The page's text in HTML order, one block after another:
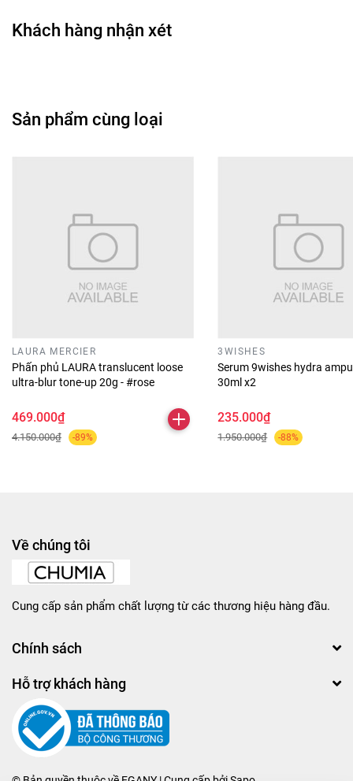
Khách hàng nhận xét
Sản phẩm cùng loại
LAURA MERCIER
Phấn phủ LAURA translucent loose
ultra-blur tone-up 20g - #rose
469.000₫
4.150.000₫ -89%
3WISHES
Serum 9wishes hydra
30ml x2
235.000₫
1.950.000₫ -88%
Về chúng tôi
Cung cấp sản phẩm chất lượng từ các thương hiệu hàng đầu.
Chính sách
Hỗ trợ khách hàng